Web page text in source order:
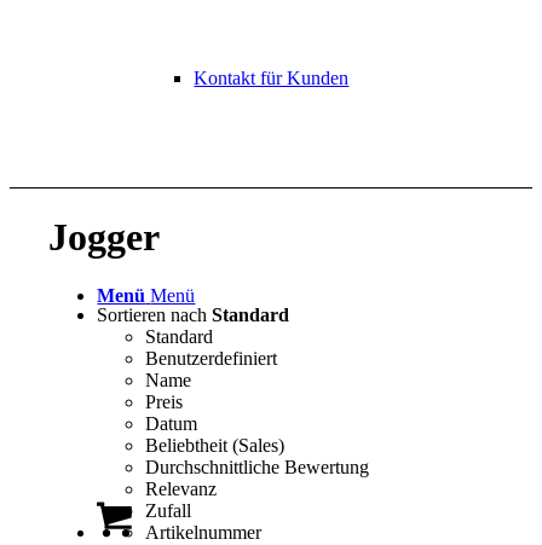
Kontakt für Kunden
Menü Menü
Jogger
Sortieren nachStandard
Standard
Benutzerdefiniert
Name
Preis
Datum
Beliebtheit (Sales)
Durchschnittliche Bewertung
Relevanz
Zufall
Artikelnummer